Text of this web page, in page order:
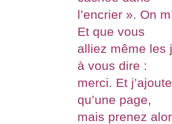
l’encrier ». On
Et que vous
alliez même les
à vous dire :
merci. Et
qu’une page,
mais prenez